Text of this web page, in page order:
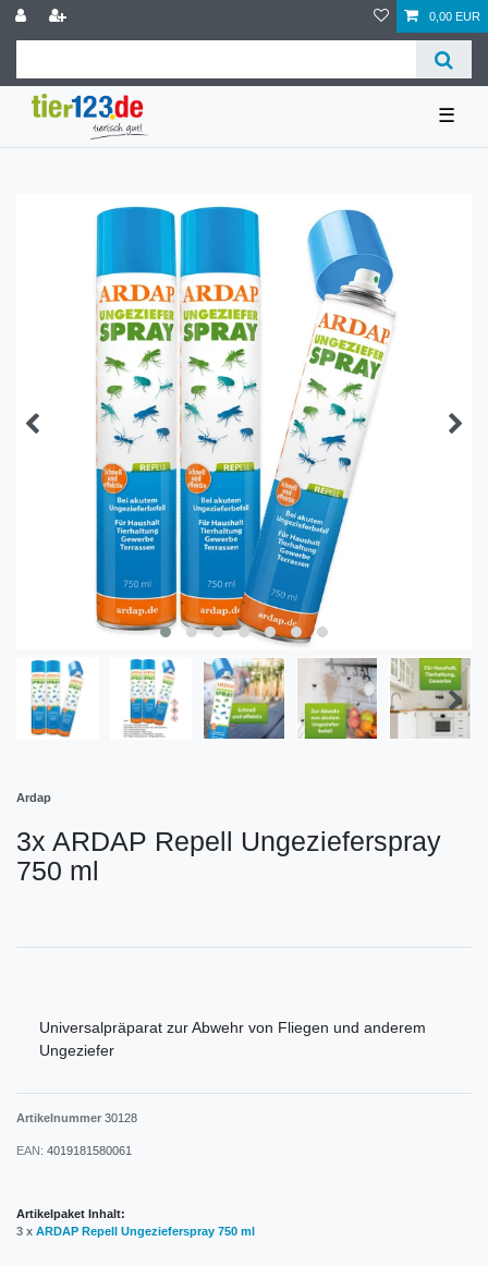
0,00 EUR
☰
Ardap
3x ARDAP Repell Ungezieferspray
750 ml
Universalpräparat zur Abwehr von Fliegen und anderem
Ungeziefer
Artikelnummer 30128
EAN: 4019181580061
Artikelpaket Inhalt:
3 x ARDAP Repell Ungezieferspray 750 ml